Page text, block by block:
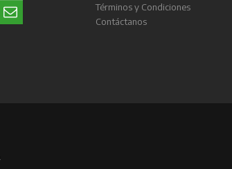
Términos y Condiciones
Contáctanos